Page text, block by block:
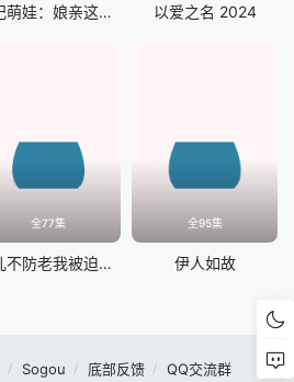
医妃萌娃：娘亲这才是我爹爹 以爱之名 2024
全77集
养儿不防老我被迫重生
全95集
伊人如故
Sogou 底部反馈 QQ交流群